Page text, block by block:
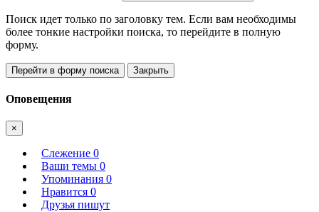
Поиск идет только по заголовку тем. Если вам необходимы
более тонкие настройки поиска, то перейдите в полную
форму.
Перейти в форму поиска Закрыть
Оповещения
×
Слежение 0
Ваши темы 0
Упоминания 0
Нравится 0
Друзья пишут